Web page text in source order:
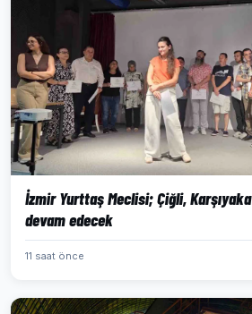
İzmir Yurttaş Meclisi; Çiğli, Karşıyaka
devam edecek
11 saat önce